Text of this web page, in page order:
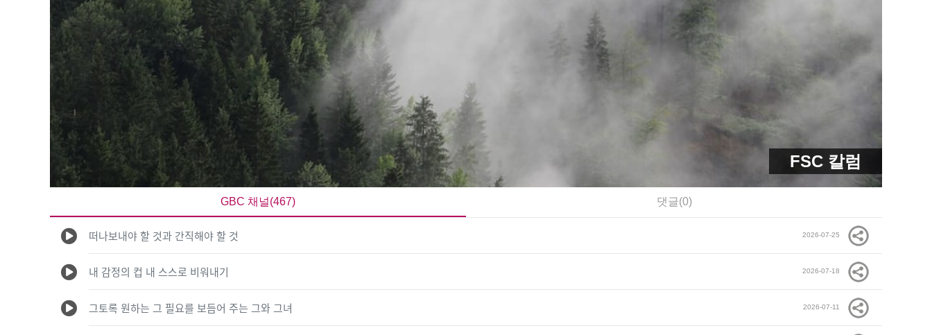
FSC 칼럼
GBC 채널(467) 댓글(0)
떠나보내야 할 것과 간직해야 할 것 2026-07-25
내 감정의 컵 내 스스로 비워내기 2026-07-18
그토록 원하는 그 필요를 보듬어 주는 그와 그녀 2026-07-11